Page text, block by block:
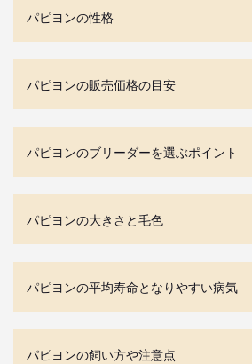
パピヨンの性格
パピヨンの販売価格の目安
パピヨンのブリーダーを選ぶポイント
パピヨンの大きさと毛色
パピヨンの平均寿命となりやすい病気
パピヨンの飼い方や注意点